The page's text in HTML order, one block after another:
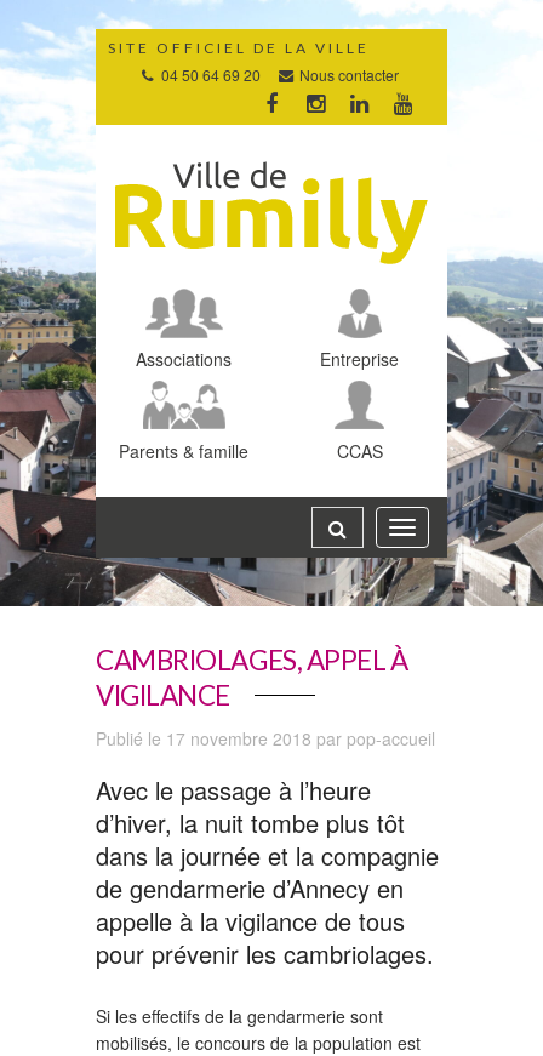
Gestion des traceurs
SITE OFFICIEL DE LA VILLE
04 50 64 69 20 Nous contacter
Lien
vers
compte
Facebook
Lien
vers
compte
Instagram
Lien
vers
compte
Linkedin
vers
Youtube
Associations Entreprise
Parents & famille CCAS
Toggle
navigation
CAMBRIOLAGES, APPEL À
VIGILANCE
Publié le 17 novembre 2018 par pop-accueil
Avec le passage à l’heure
d’hiver, la nuit tombe plus tôt
dans la journée et la compagnie
de gendarmerie d’Annecy en
appelle à la vigilance de tous
pour prévenir les cambriolages.
Si les effectifs de la gendarmerie sont
mobilisés, le concours de la population est